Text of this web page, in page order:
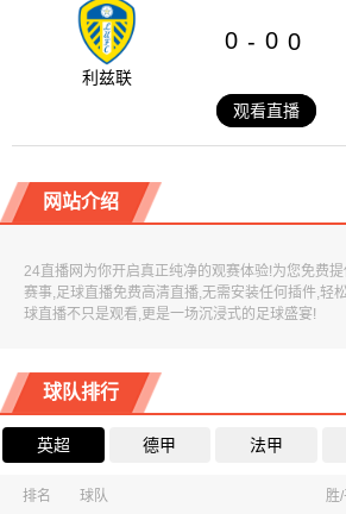
利兹联
0 - 0 0
观看直播
网站介绍
24直播网为你开启真正纯净的观赛体验!为您免费
赛事,足球直播免费高清直播,无需安装任何插件,轻
球直播不只是观看,更是一场沉浸式的足球盛宴!
球队排行
英超 德甲 法甲
排名 球队 胜